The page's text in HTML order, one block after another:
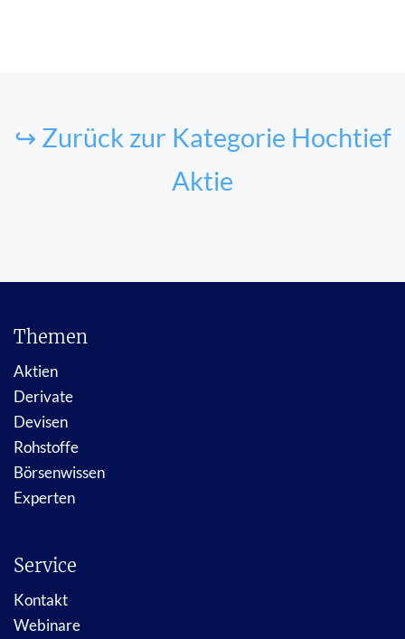
↪ Zurück zur Kategorie Hochtief
Aktie
Themen
Aktien
Derivate
Devisen
Rohstoffe
Börsenwissen
Experten
Service
Kontakt
Webinare